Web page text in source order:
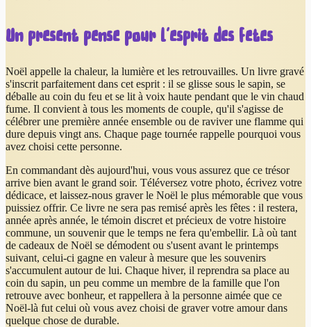
Un présent pensé pour l'esprit des fêtes
Noël appelle la chaleur, la lumière et les retrouvailles. Un livre gravé
s'inscrit parfaitement dans cet esprit : il se glisse sous le sapin, se
déballe au coin du feu et se lit à voix haute pendant que le vin chaud
fume. Il convient à tous les moments de couple, qu'il s'agisse de
célébrer une première année ensemble ou de raviver une flamme qui
dure depuis vingt ans. Chaque page tournée rappelle pourquoi vous
avez choisi cette personne.
En commandant dès aujourd'hui, vous vous assurez que ce trésor
arrive bien avant le grand soir. Téléversez votre photo, écrivez votre
dédicace, et laissez-nous graver le Noël le plus mémorable que vous
puissiez offrir. Ce livre ne sera pas remisé après les fêtes : il restera,
année après année, le témoin discret et précieux de votre histoire
commune, un souvenir que le temps ne fera qu'embellir. Là où tant
de cadeaux de Noël se démodent ou s'usent avant le printemps
suivant, celui-ci gagne en valeur à mesure que les souvenirs
s'accumulent autour de lui. Chaque hiver, il reprendra sa place au
coin du sapin, un peu comme un membre de la famille que l'on
retrouve avec bonheur, et rappellera à la personne aimée que ce
Noël-là fut celui où vous avez choisi de graver votre amour dans
quelque chose de durable.